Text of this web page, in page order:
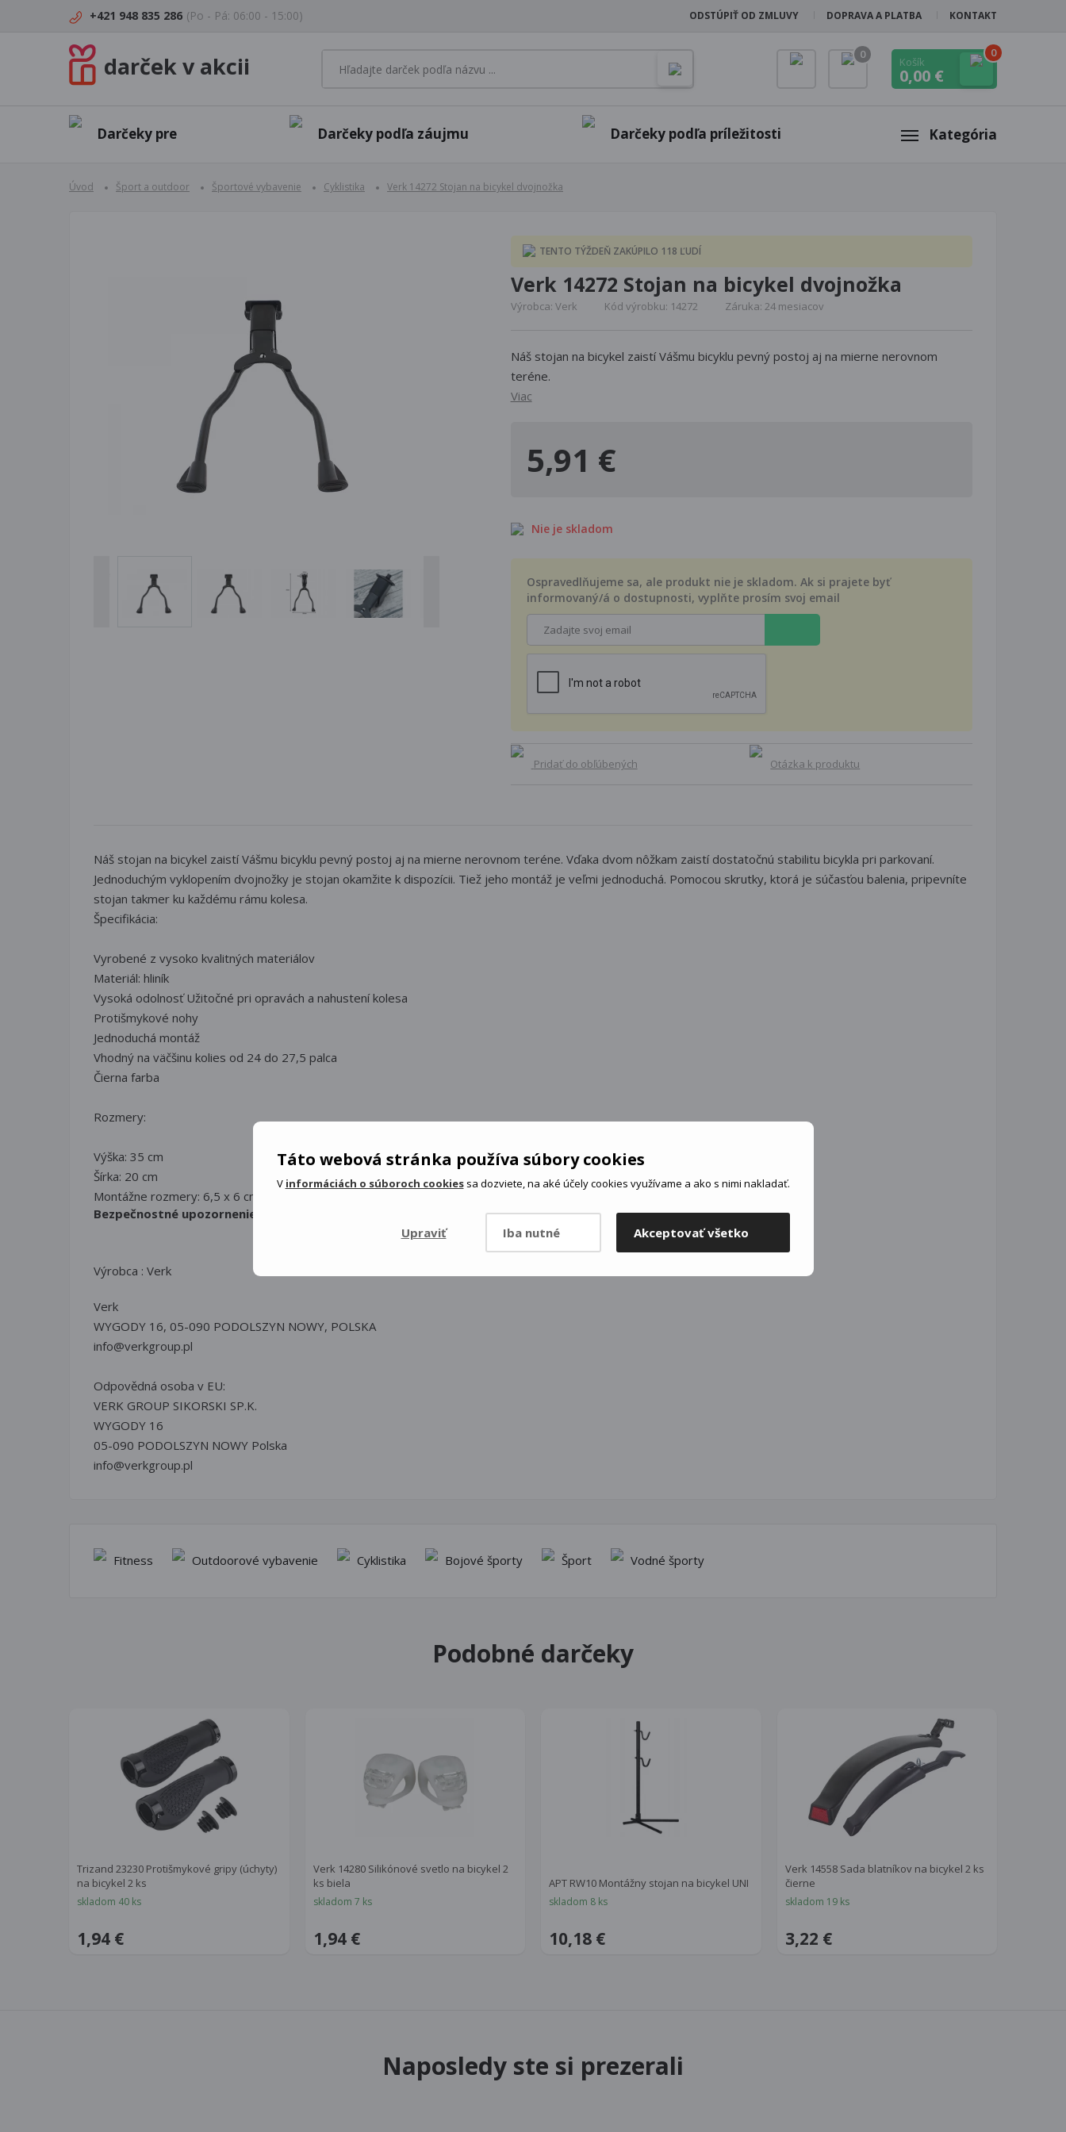
Táto webová stránka používa súbory cookies
V informáciách o súboroch cookiessa dozviete, na aké účely cookies využívame a ako s nimi nakladať.
Upraviť Iba nutné Akceptovať všetko
+421 948 835 286 (Po - Pá: 06:00 - 15:00) ODSTÚPIŤ OD ZMLUVY DOPRAVA A PLATBA KONTAKT
darček v akcii 0
Košík
0,00 €
0
Darčeky pre Darčeky podľa záujmu Darčeky podľa príležitosti Kategória
Úvod Šport a outdoor Športové vybavenie Cyklistika Verk 14272 Stojan na bicykel dvojnožka
TENTO TÝŽDEŇ ZAKÚPILO 118 ĽUDÍ
Verk 14272 Stojan na bicykel dvojnožka
Výrobca: Verk Kód výrobku: 14272 Záruka: 24 mesiacov
Náš stojan na bicykel zaistí Vášmu bicyklu pevný postoj aj na mierne nerovnom
teréne.
Viac
5,91 €
Nie je skladom
Ospravedlňujeme sa, ale produkt nie je skladom. Ak si prajete byť
informovaný/á o dostupnosti, vyplňte prosím svoj email
Pridať do obľúbených Otázka k produktu
Náš stojan na bicykel zaistí Vášmu bicyklu pevný postoj aj na mierne nerovnom teréne. Vďaka dvom nôžkam zaistí dostatočnú stabilitu bicykla pri parkovaní.
Jednoduchým vyklopením dvojnožky je stojan okamžite k dispozícii. Tiež jeho montáž je veľmi jednoduchá. Pomocou skrutky, ktorá je súčasťou balenia, pripevníte
stojan takmer ku každému rámu kolesa.
Špecifikácia:
Vyrobené z vysoko kvalitných materiálov
Materiál: hliník
Vysoká odolnosť Užitočné pri opravách a nahustení kolesa
Protišmykové nohy
Jednoduchá montáž
Vhodný na väčšinu kolies od 24 do 27,5 palca
Čierna farba
Rozmery:
Výška: 35 cm
Šírka: 20 cm
Montážne rozmery: 6,5 x 6 cm
Bezpečnostné upozornenie:
Výrobca : Verk
Verk
WYGODY 16, 05-090 PODOLSZYN NOWY, POLSKA
info@verkgroup.pl
Odpovědná osoba v EU:
VERK GROUP SIKORSKI SP.K.
WYGODY 16
05-090 PODOLSZYN NOWY Polska
info@verkgroup.pl
Fitness Outdoorové vybavenie Cyklistika Bojové športy Šport Vodné športy
Podobné darčeky
Trizand 23230 Protišmykové gripy (úchyty)
na bicykel 2 ks
skladom 40 ks
1,94 €
Verk 14280 Silikónové svetlo na bicykel 2
ks biela
skladom 7 ks
1,94 €
APT RW10 Montážny stojan na bicykel UNI
skladom 8 ks
10,18 €
Verk 14558 Sada blatníkov na bicykel 2 ks
čierne
skladom 19 ks
3,22 €
Naposledy ste si prezerali